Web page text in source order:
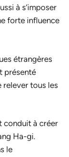
à s’imposer
forte influence
étrangères
présenté
relever tous les
conduit à créer
Ha-gi.
le